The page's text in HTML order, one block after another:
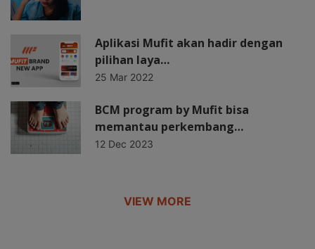
Aplikasi Mufit akan hadir dengan
pilihan laya…
25 Mar 2022
BCM program by Mufit bisa
memantau perkembang…
12 Dec 2023
VIEW MORE